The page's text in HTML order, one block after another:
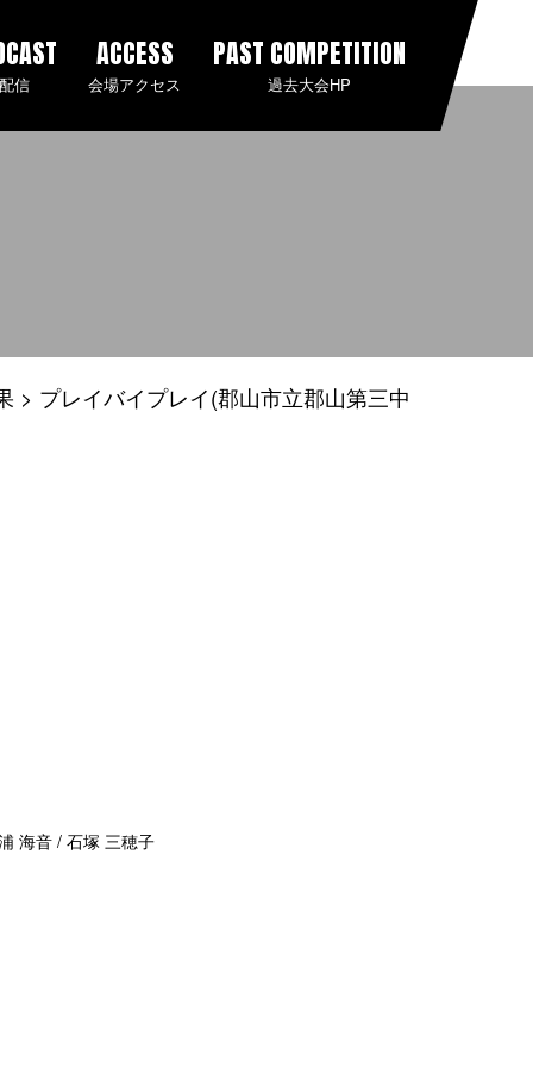
信
ACCESS
会場アクセス
PAST COMPETITION
過去大会HP
プレイバイプレイ(郡山市立郡山第三中
海音 / 石塚 三穂子